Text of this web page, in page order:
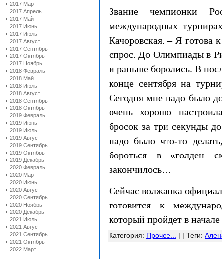
2017 Март
2017 Апрель
2017 Май
2017 Июнь
2017 Июль
2017 Август
2017 Сентябрь
2017 Октябрь
2017 Ноябрь
2018 Февраль
2018 Май
2018 Июль
2018 Август
2018 Сентябрь
2018 Октябрь
2019 Февраль
2019 Июнь
2019 Июль
2019 Август
2019 Сентябрь
2019 Октябрь
2019 Декабрь
2020 Февраль
2020 Март
2020 Июнь
2020 Август
2020 Сентябрь
2020 Ноябрь
2020 Декабрь
2021 Июль
2021 Август
2021 Сентябрь
2021 Октябрь
2022 Март
Звание чемпионки
международных
Качоровская. – Я готова
спрос. До Олимпиады в
и раньше боролись. В
конце сентября на
Сегодня мне надо было
очень хорошо
бросок за три секунды
надо было что-то
бороться в «голден
закончилось…
Сейчас волжанка
готовится к
который пройдет в
Категория: Прочее... | | Теги: